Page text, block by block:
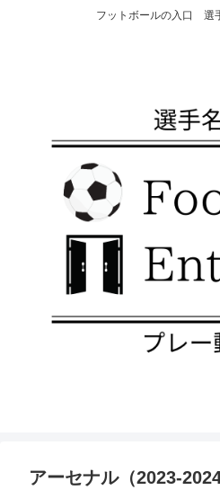
フットボールの入口 選
アーセナル（2023-